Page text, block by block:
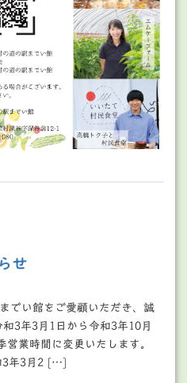
せ
でい館をご愛顧いただき、誠
3年3月1日から令和3年10月
業時間に変更いたします。
3年3月2 […]